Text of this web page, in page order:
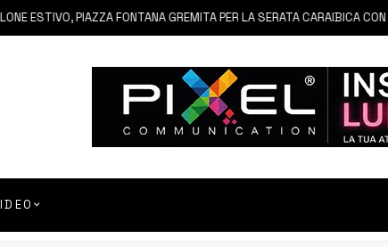
PIAZZA FONTANA GREMITA PER LA SERATA CARAIBICA CON